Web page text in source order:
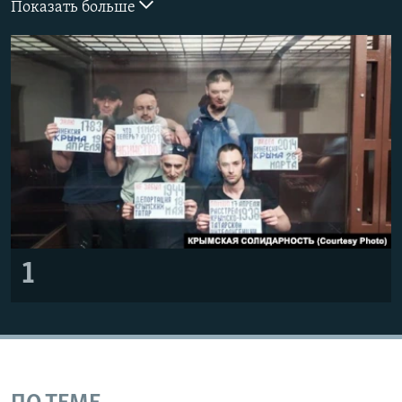
КРЫМ.НЕПОКОРЕННЫЙ
УКРАИНСКАЯ ПРОБЛЕМА КРЫМА
ПРИСОЕДИНЯЙТЕСЬ!
Все сайты RFE/RL
Показать больше
1